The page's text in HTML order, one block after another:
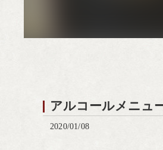
アルコールメニュ
2020/01/08